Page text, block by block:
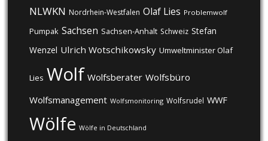
NLWKN Nordrhein-Westfalen Olaf Lies Problemwolf
Pumpak Sachsen Sachsen-Anhalt Schweiz Stefan
Wenzel Ulrich Wotschikowsky Umweltminister Olaf
Lies Wolf Wolfsberater Wolfsbüro
Wolfsmanagement Wolfsmonitoring Wolfsrudel WWF
Wölfe Wölfe in Deutschland